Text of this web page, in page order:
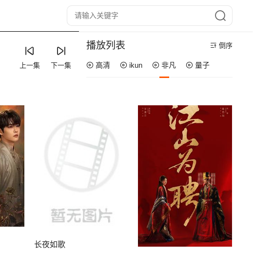
上一集 下一集
播放列表 倒序
高清 ikun 非凡 量子
第05集
第03集
第01集
长夜如歌